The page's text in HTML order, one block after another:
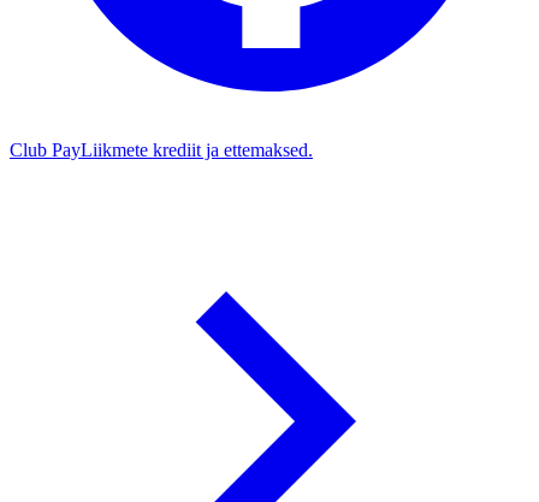
Club PayLiikmete krediit ja ettemaksed.